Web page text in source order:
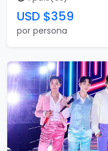
USD $359
por persona